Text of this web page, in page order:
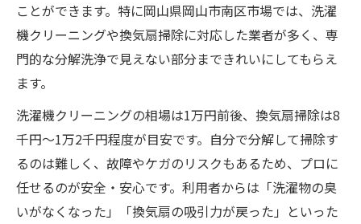
ことができます。特に岡山県岡山市南区市場では、洗濯
機クリーニングや換気扇掃除に対応した業者が多く、専
門的な分解洗浄で見えない部分まできれいにしてもらえ
ます。
洗濯機クリーニングの相場は1万円前後、換気扇掃除は8
千円～1万2千円程度が目安です。自分で分解して掃除す
るのは難しく、故障やケガのリスクもあるため、プロに
任せるのが安全・安心です。利用者からは「洗濯物の臭
いがなくなった」「換気扇の吸引力が戻った」といった